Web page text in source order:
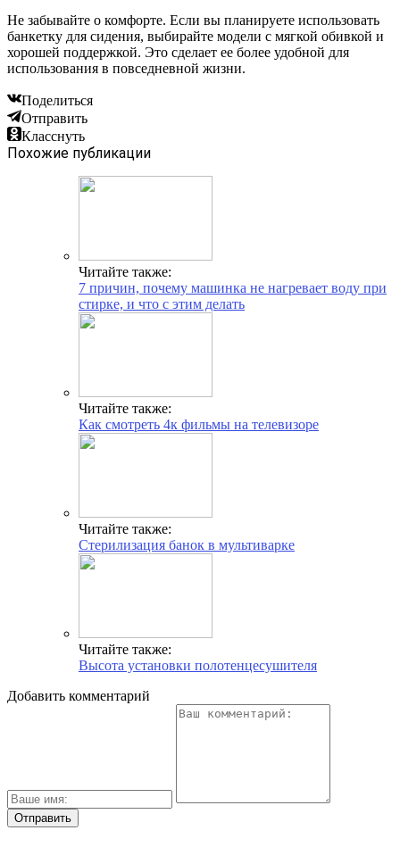
Не забывайте о комфорте. Если вы планируете использовать
банкетку для сидения, выбирайте модели с мягкой обивкой и
хорошей поддержкой. Это сделает ее более удобной для
использования в повседневной жизни.
Поделиться
Отправить
Класснуть
Похожие публикации
Читайте также:
7 причин, почему машинка не нагревает воду при
стирке, и что с этим делать
Читайте также:
Как смотреть 4к фильмы на телевизоре
Читайте также:
Стерилизация банок в мультиварке
Читайте также:
Высота установки полотенцесушителя
Добавить комментарий